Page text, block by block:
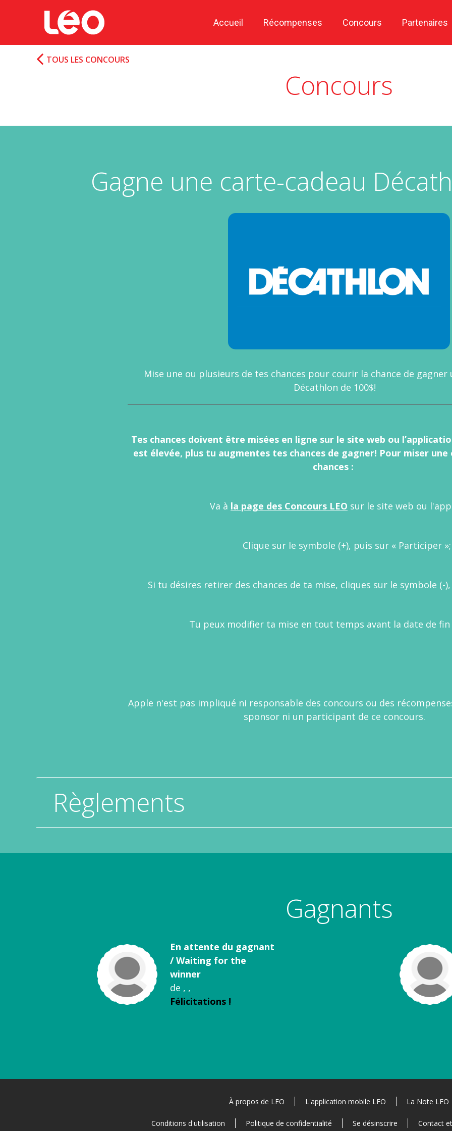
Accueil Récompenses Concours Partenaires
Concours
TOUS LES CONCOURS
Gagne une carte-cadeau
Mise une ou plusieurs de tes chances pour courir la chance de gagner
Décathlon de 100$!
Tes chances doivent être misées en ligne sur le site web ou
est élevée, plus tu augmentes tes chances de gagner! Pour miser
chances :
Va à la page des Concours LEO sur le site web ou
Clique sur le symbole (+), puis sur « Participer »;
Si tu désires retirer des chances de ta mise, cliques sur le symbole (-
Tu peux modifier ta mise en tout temps avant la date de fin
Apple n'est pas impliqué ni responsable des concours ou des
sponsor ni un participant de ce concours.
Règlements
Gagnants
En attente du gagnant
/ Waiting for the
winner
de , ,
Félicitations !
À propos de LEO L'application mobile LEO La Note LEO
Conditions d'utilisation Politique de confidentialité Se désinscrire Contact